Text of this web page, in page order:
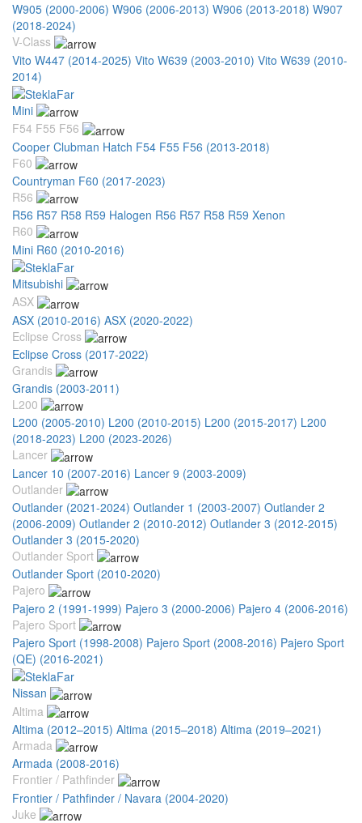
W905 (2000-2006) W906 (2006-2013) W906 (2013-2018) W907
(2018-2024)
V-Class
Vito W447 (2014-2025) Vito W639 (2003-2010) Vito W639 (2010-
2014)
Mini
F54 F55 F56
Cooper Clubman Hatch F54 F55 F56 (2013-2018)
F60
Countryman F60 (2017-2023)
R56
R56 R57 R58 R59 Halogen R56 R57 R58 R59 Xenon
R60
Mini R60 (2010-2016)
Mitsubishi
ASX
ASX (2010-2016) ASX (2020-2022)
Eclipse Cross
Eclipse Cross (2017-2022)
Grandis
Grandis (2003-2011)
L200
L200 (2005-2010) L200 (2010-2015) L200 (2015-2017) L200
(2018-2023) L200 (2023-2026)
Lancer
Lancer 10 (2007-2016) Lancer 9 (2003-2009)
Outlander
Outlander (2021-2024) Outlander 1 (2003-2007) Outlander 2
(2006-2009) Outlander 2 (2010-2012) Outlander 3 (2012-2015)
Outlander 3 (2015-2020)
Outlander Sport
Outlander Sport (2010-2020)
Pajero
Pajero 2 (1991-1999) Pajero 3 (2000-2006) Pajero 4 (2006-2016)
Pajero Sport
Pajero Sport (1998-2008) Pajero Sport (2008-2016) Pajero Sport
(QE) (2016-2021)
Nissan
Altima
Altima (2012–2015) Altima (2015–2018) Altima (2019–2021)
Armada
Armada (2008-2016)
Frontier / Pathfinder
Frontier / Pathfinder / Navara (2004-2020)
Juke